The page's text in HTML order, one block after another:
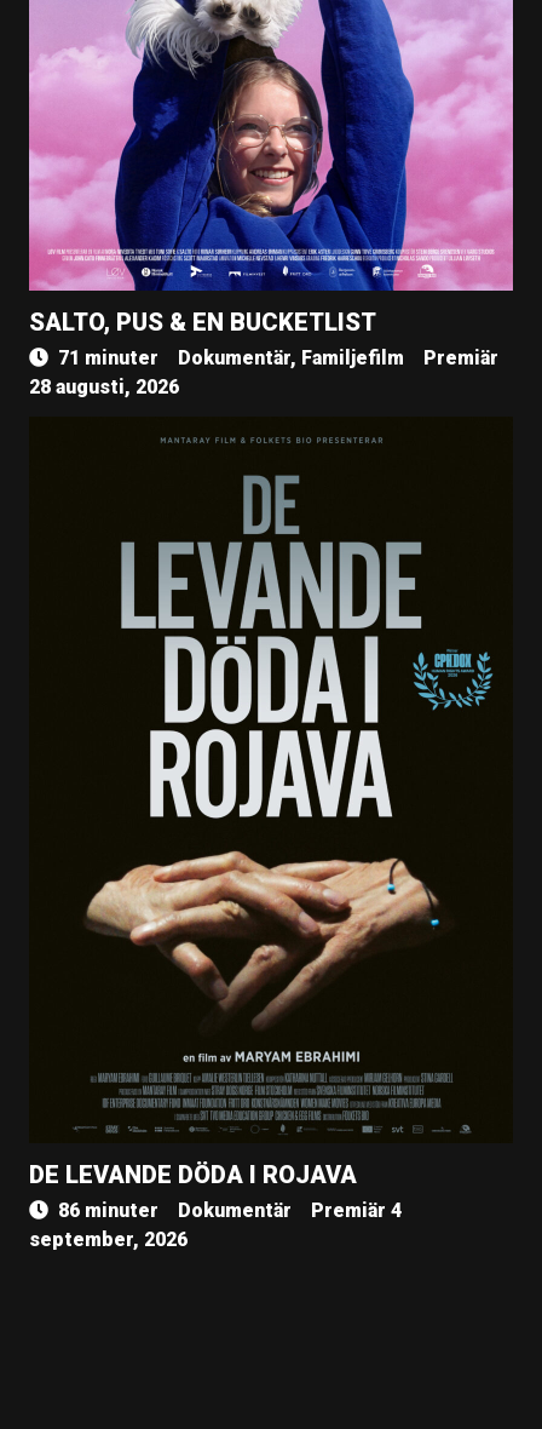
SALTO, PUS & EN BUCKETLIST
71 minuter Dokumentär, Familjefilm
Premiär
28 augusti, 2026
DE LEVANDE DÖDA I ROJAVA
86 minuter Dokumentär
Premiär 4
september, 2026